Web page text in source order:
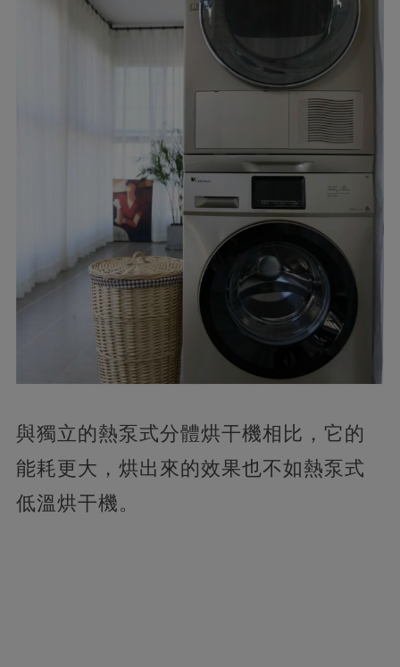
與獨立的熱泵式分體烘干機相比，它的
能耗更大，烘出來的效果也不如熱泵式
低溫烘干機。